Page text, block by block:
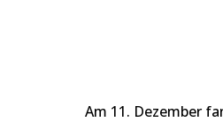
Am 11. Dezember